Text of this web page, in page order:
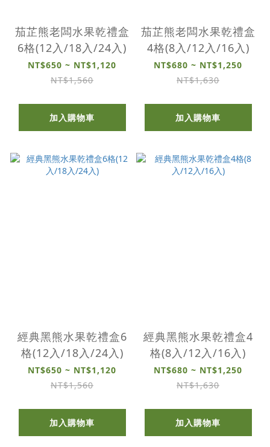
茄芷熊老闆水果乾禮盒
6格(12入/18入/24入)
NT$650 ~ NT$1,120
NT$1,560
加入購物車
茄芷熊老闆水果乾禮盒
4格(8入/12入/16入)
NT$680 ~ NT$1,250
NT$1,630
加入購物車
經典黑熊水果乾禮盒6
格(12入/18入/24入)
NT$650 ~ NT$1,120
NT$1,560
加入購物車
經典黑熊水果乾禮盒4
格(8入/12入/16入)
NT$680 ~ NT$1,250
NT$1,630
加入購物車